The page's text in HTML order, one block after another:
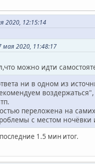
2020, 12:15:14
2020, 11:48:17
можно идти
ни в одном из
воздержаться",
переложена на
с местом
1.5 мин итог.